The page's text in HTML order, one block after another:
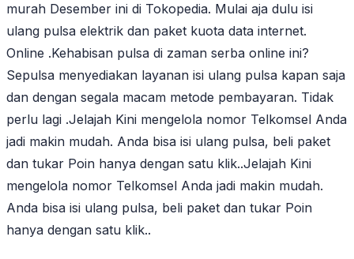
murah Desember ini di Tokopedia. Mulai aja dulu isi
ulang pulsa elektrik dan paket kuota data internet.
Online .Kehabisan pulsa di zaman serba online ini?
Sepulsa menyediakan layanan isi ulang pulsa kapan saja
dan dengan segala macam metode pembayaran. Tidak
perlu lagi .Jelajah Kini mengelola nomor Telkomsel Anda
jadi makin mudah. Anda bisa isi ulang pulsa, beli paket
dan tukar Poin hanya dengan satu klik..Jelajah Kini
mengelola nomor Telkomsel Anda jadi makin mudah.
Anda bisa isi ulang pulsa, beli paket dan tukar Poin
hanya dengan satu klik..